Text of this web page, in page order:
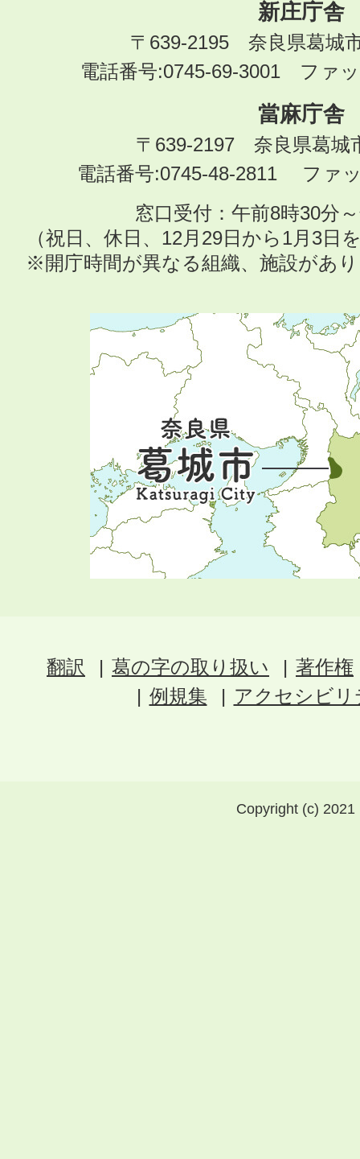
新庄庁舎
〒639-2195 奈良県葛城
電話番号:0745-69-3001 ファ
當麻庁舎
〒639-2197 奈良県葛城
電話番号:0745-48-2811 ファ
窓口受付：午前8時30分
（祝日、休日、12月29日から1月3日
※開庁時間が異なる組織、施設があ
翻訳 葛の字の取り扱い
著作権
例規集
アクセシビ
Copyright (c)